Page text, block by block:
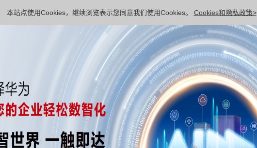
本站点使用Cookies，继续浏览表示您同意我们使用Cookies。 Cookies和隐私政策>